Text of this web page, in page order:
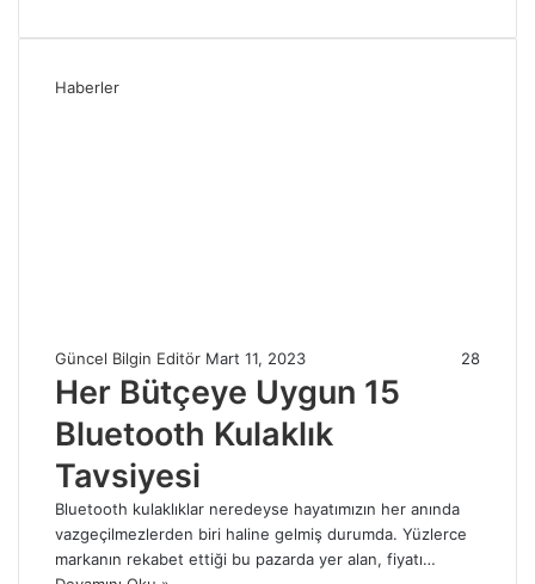
Haberler
Güncel Bilgin Editör Mart 11, 2023 28
Her Bütçeye Uygun 15
Bluetooth Kulaklık
Tavsiyesi
Bluetooth kulaklıklar neredeyse hayatımızın her anında
vazgeçilmezlerden biri haline gelmiş durumda. Yüzlerce
markanın rekabet ettiği bu pazarda yer alan, fiyatı…